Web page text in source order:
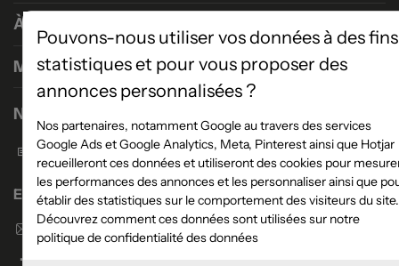
À propos
Magasins
Nous contacter
Formulaire de contact
Enseigne Atlas Home
Envoyer un email
Pouvons-nous utiliser vos données à des fins
statistiques et pour vous proposer des
annonces personnalisées ?
Nos partenaires, notamment Google au travers des services
Google Ads et Google Analytics, Meta, Pinterest ainsi que Hotjar
recueilleront ces données et utiliseront des cookies pour
les performances des annonces et les personnaliser ainsi que
établir des statistiques sur le comportement des visiteurs du site.
Découvrez comment ces données sont utilisées sur notre
politique de confidentialité des données